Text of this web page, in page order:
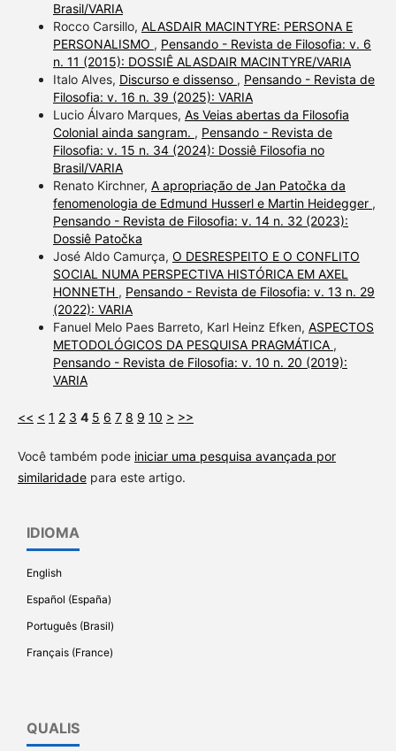
Brasil/VARIA
Rocco Carsillo, ALASDAIR MACINTYRE: PERSONA E
PERSONALISMO , Pensando - Revista de Filosofia: v. 6
n. 11 (2015): DOSSIÊ ALASDAIR MACINTYRE/VARIA
Italo Alves, Discurso e dissenso , Pensando - Revista de
Filosofia: v. 16 n. 39 (2025): VARIA
Lucio Álvaro Marques, As Veias abertas da Filosofia
Colonial ainda sangram. , Pensando - Revista de
Filosofia: v. 15 n. 34 (2024): Dossiê Filosofia no
Brasil/VARIA
Renato Kirchner, A apropriação de Jan Patočka da
fenomenologia de Edmund Husserl e Martin Heidegger ,
Pensando - Revista de Filosofia: v. 14 n. 32 (2023):
Dossiê Patočka
José Aldo Camurça, O DESRESPEITO E O CONFLITO
SOCIAL NUMA PERSPECTIVA HISTÓRICA EM AXEL
HONNETH , Pensando - Revista de Filosofia: v. 13 n. 29
(2022): VARIA
Fanuel Melo Paes Barreto, Karl Heinz Efken, ASPECTOS
METODOLÓGICOS DA PESQUISA PRAGMÁTICA ,
Pensando - Revista de Filosofia: v. 10 n. 20 (2019):
VARIA
<< < 1 2 3 4 5 6 7 8 9 10 > >>
Você também pode iniciar uma pesquisa avançada por
similaridadepara este artigo.
IDIOMA
English
Español (España)
Português (Brasil)
Français (France)
QUALIS